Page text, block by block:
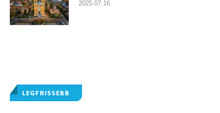
LEGFRISSEBB
2025.07.16.